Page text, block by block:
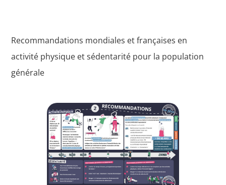
Recommandations mondiales et françaises en
activité physique et sédentarité pour la population
générale